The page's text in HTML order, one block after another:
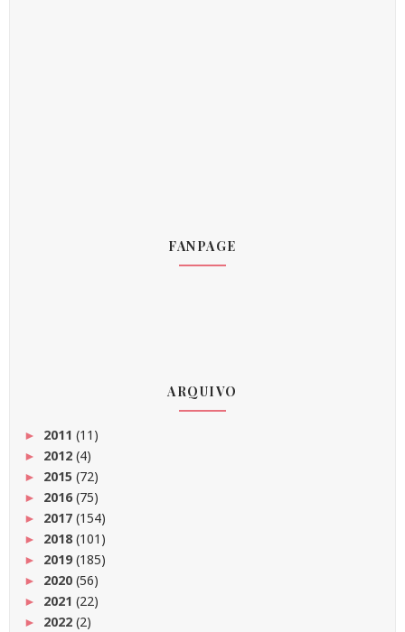
FANPAGE
ARQUIVO
► 2011 (11)
► 2012 (4)
► 2015 (72)
► 2016(75)
► 2017 (154)
► 2018 (101)
► 2019(185)
► 2020 (56)
► 2021 (22)
► 2022 (2)